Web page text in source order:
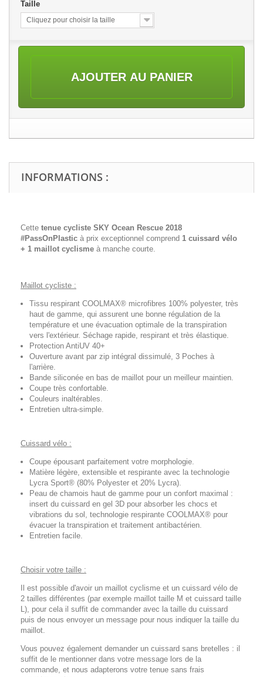
Taille
Cliquez pour choisir la taille
AJOUTER AU PANIER
INFORMATIONS :
Cette tenue cycliste SKY Ocean Rescue 2018
#PassOnPlastic à prix exceptionnel comprend 1 cuissard vélo
+ 1 maillot cyclisme à manche courte.
Maillot cycliste :
Tissu respirant COOLMAX® microfibres 100% polyester, très
haut de gamme, qui assurent une bonne régulation de la
température et une évacuation optimale de la transpiration
vers l'extérieur. Séchage rapide, respirant et très élastique.
Protection AntiUV 40+
Ouverture avant par zip intégral dissimulé, 3 Poches à
l'arrière.
Bande siliconée en bas de maillot pour un meilleur maintien.
Coupe très confortable.
Couleurs inaltérables.
Entretien ultra-simple.
Cuissard vélo :
Coupe épousant parfaitement votre morphologie.
Matière légère, extensible et respirante avec la technologie
Lycra Sport® (80% Polyester et 20% Lycra).
Peau de chamois haut de gamme pour un confort maximal :
insert du cuissard en gel 3D pour absorber les chocs et
vibrations du sol, technologie respirante COOLMAX® pour
évacuer la transpiration et traitement antibactérien.
Entretien facile.
Choisir votre taille :
Il est possible d'avoir un maillot cyclisme et un cuissard vélo de
2 tailles différentes (par exemple maillot taille M et cuissard taille
L), pour cela il suffit de commander avec la taille du cuissard
puis de nous envoyer un message pour nous indiquer la taille du
maillot.
Vous pouvez également demander un cuissard sans bretelles : il
suffit de le mentionner dans votre message lors de la
commande, et nous adapterons votre tenue sans frais